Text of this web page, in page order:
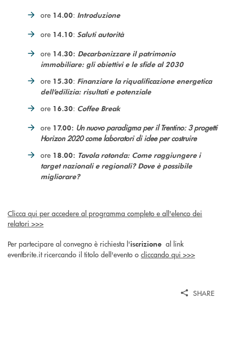
ore 14.00: Introduzione
ore 14.10: Saluti autorità
ore 14.30: Decarbonizzare il patrimonio
immobiliare: gli obiettivi e le sfide al 2030
ore 15.30: Finanziare la riqualificazione energetica
dell’edilizia: risultati e potenziale
ore 16.30: Coffee Break
ore 17.00: Un nuovo paradigma per il Trentino: 3 progetti
Horizon 2020 come laboratori di idee per costruire
ore 18.00: Tavola rotonda: Come raggiungere i
target nazionali e regionali? Dove è possibile
migliorare?
Clicca qui per accedere al programma completo e all'elenco dei
relatori >>>
Per partecipare al convegno è richiesta l'iscrizione al link
eventbrite.it ricercando il titolo dell'evento o cliccando qui >>>
SHARE